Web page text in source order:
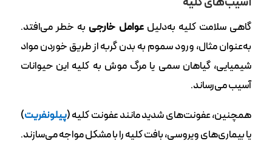
گاهی سلامت کلیه به‌دلیلعوامل خارجی به خطر می‌افتد.
به‌عنوان مثال، ورود سموم به بدن گربه از طریق خوردن مواد
شیمیایی، گیاهان سمی یا مرگ موش به کلیه این حیوانات
آسیب می‌رساند.
همچنین، عفونت‌های شدید مانند عفونت کلیه (پیلونفریت)
یا بیماری‌های ویروسی، بافت کلیه را با مشکل مواجه می‌سازند.